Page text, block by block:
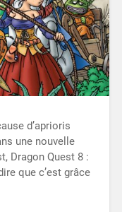
d’aprioris
une nouvelle
Dragon Quest 8 :
que c’est grâce